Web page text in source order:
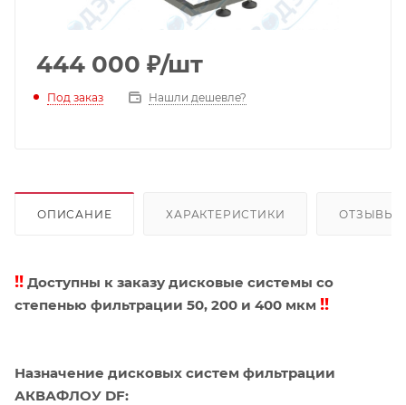
444 000 ₽/шт
Под заказ Нашли дешевле?
ОПИСАНИЕ ХАРАКТЕРИСТИКИ ОТЗЫВЫ
!! Доступны к заказу дисковые системы со
cтепенью фильтрации 50, 200 и 400 мкм !!
Назначение дисковых систем фильтрации
АКВАФЛОУ DF: